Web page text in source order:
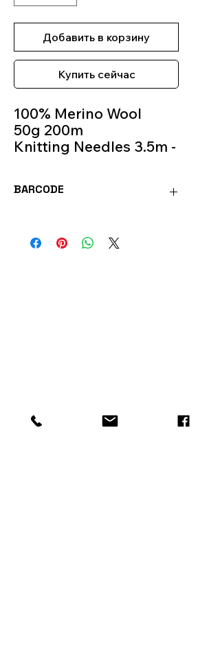
Добавить в корзину
Купить сейчас
100% Merino Wool
50g 200m
Knitting Needles 3.5m -
BARCODE